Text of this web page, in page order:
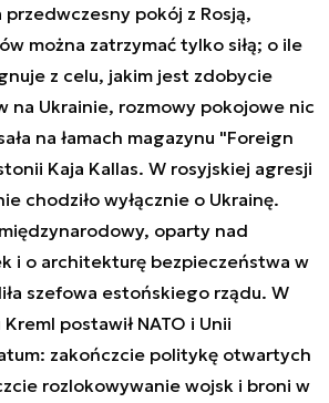
przedwczesny pokój z Rosją,
można zatrzymać tylko siłą; o ile
z celu, jakim jest zdobycie
na Ukrainie, rozmowy pokojowe nic
na łamach magazynu "Foreign
Kaja Kallas. W rosyjskiej agresji
chodziło wyłącznie o Ukrainę.
oparty nad
i o architekturę bezpieczeństwa w
szefowa estońskiego rządu. W
postawił NATO i Unii
zakończcie politykę otwartych
rozlokowywanie wojsk i broni w